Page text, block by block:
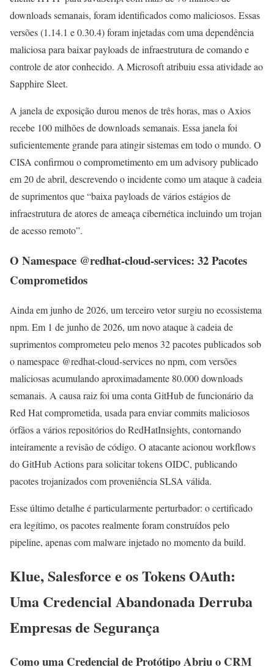
downloads semanais, foram identificados como maliciosos. Essas
versões (1.14.1 e 0.30.4) foram injetadas com uma dependência
maliciosa para baixar payloads de infraestrutura de comando e
controle de ator conhecido. A Microsoft atribuiu essa atividade ao
Sapphire Sleet.
A janela de exposição durou menos de três horas, mas o Axios
recebe 100 milhões de downloads semanais. Essa janela foi
suficientemente grande para atingir sistemas em todo o mundo. O
CISA confirmou o comprometimento em um advisory publicado
em 20 de abril, descrevendo o incidente como um ataque à cadeia
de suprimentos que “baixa payloads de vários estágios de
infraestrutura de atores de ameaça cibernética incluindo um trojan
de acesso remoto”.
O Namespace @redhat-cloud-services: 32 Pacotes
Comprometidos
Ainda em junho de 2026, um terceiro vetor surgiu no ecossistema
npm. Em 1 de junho de 2026, um novo ataque à cadeia de
suprimentos comprometeu pelo menos 32 pacotes publicados sob
o namespace @redhat-cloud-services no npm, com versões
maliciosas acumulando aproximadamente 80.000 downloads
semanais. A causa raiz foi uma conta GitHub de funcionário da
Red Hat comprometida, usada para enviar commits maliciosos
órfãos a vários repositórios do RedHatInsights, contornando
inteiramente a revisão de código. O atacante acionou workflows
do GitHub Actions para solicitar tokens OIDC, publicando
pacotes trojanizados com proveniência SLSA válida.
Esse último detalhe é particularmente perturbador: o certificado
era legítimo, os pacotes realmente foram construídos pelo
pipeline, apenas com malware injetado no momento da build.
Klue, Salesforce e os Tokens OAuth:
Uma Credencial Abandonada Derruba
Empresas de Segurança
Como uma Credencial de Protótipo Abriu o CRM